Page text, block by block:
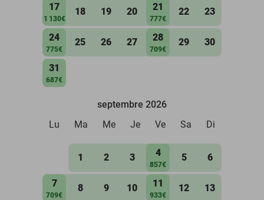
17
1 130€
18 19 20 21
777€
22 23
24
775€
25 26 27 28
709€
29 30
31
687€
septembre 2026
Lu
Ma Me Je Ve Sa Di
1 2 3 4
857€
5 6
7
709€
8 9 10 11
933€
12 13